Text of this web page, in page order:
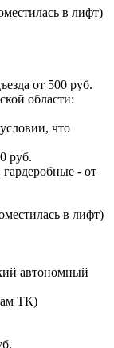
в лифт)
от 500 руб.
области:
что
руб.
- от
в лифт)
автономный
ТК)